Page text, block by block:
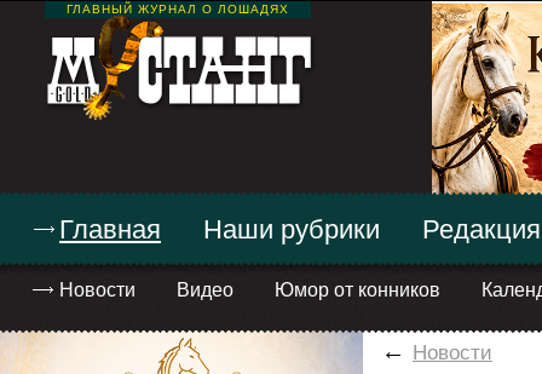
ГЛАВНЫЙ ЖУРНАЛ О ЛОШАДЯХ
Главная
Новости Видео Юмор от конников
Наши рубрики Редакция
← Новости